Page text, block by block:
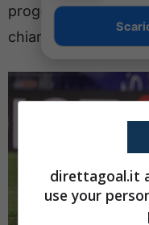
progetto di Maurizio
chiara per la
direttagoal.it
use your